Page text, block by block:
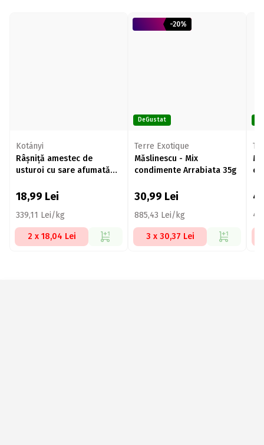
Kotányi
Râșniță amestec de
usturoi cu sare afumată
18,99 Lei
339,11 Lei/kg
2 x 18,04 Lei
-20%
DeGustat
Terre Exotique
Măslinescu - Mix
condimente Arrabiata 35g
30,99 Lei
885,43 Lei/kg
3 x 30,37 Lei